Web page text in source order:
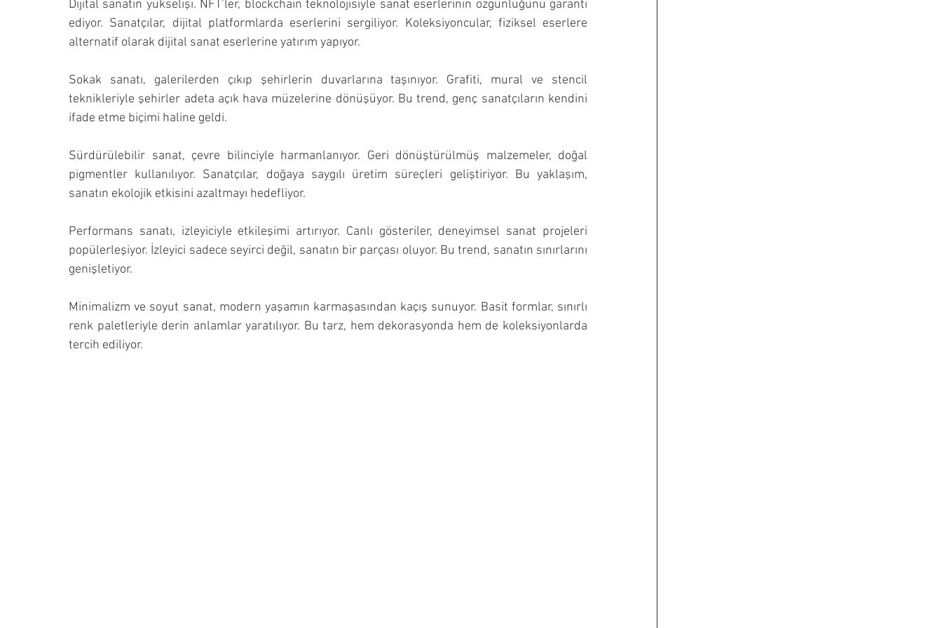
Dijital sanatın yükselişi. NFT’ler, blockchain teknolojisiyle sanat eserlerinin özgünlüğünü garanti
ediyor. Sanatçılar, dijital platformlarda eserlerini sergiliyor. Koleksiyoncular, fiziksel eserlere
alternatif olarak dijital sanat eserlerine yatırım yapıyor.
Sokak sanatı, galerilerden çıkıp şehirlerin duvarlarına taşınıyor. Grafiti, mural ve stencil
teknikleriyle şehirler adeta açık hava müzelerine dönüşüyor. Bu trend, genç sanatçıların kendini
ifade etme biçimi haline geldi.
Sürdürülebilir sanat, çevre bilinciyle harmanlanıyor. Geri dönüştürülmüş malzemeler, doğal
pigmentler kullanılıyor. Sanatçılar, doğaya saygılı üretim süreçleri geliştiriyor. Bu yaklaşım,
sanatın ekolojik etkisini azaltmayı hedefliyor.
Performans sanatı, izleyiciyle etkileşimi artırıyor. Canlı gösteriler, deneyimsel sanat projeleri
popülerleşiyor. İzleyici sadece seyirci değil, sanatın bir parçası oluyor. Bu trend, sanatın sınırlarını
genişletiyor.
Minimalizm ve soyut sanat, modern yaşamın karmaşasından kaçış sunuyor. Basit formlar, sınırlı
renk paletleriyle derin anlamlar yaratılıyor. Bu tarz, hem dekorasyonda hem de koleksiyonlarda
tercih ediliyor.